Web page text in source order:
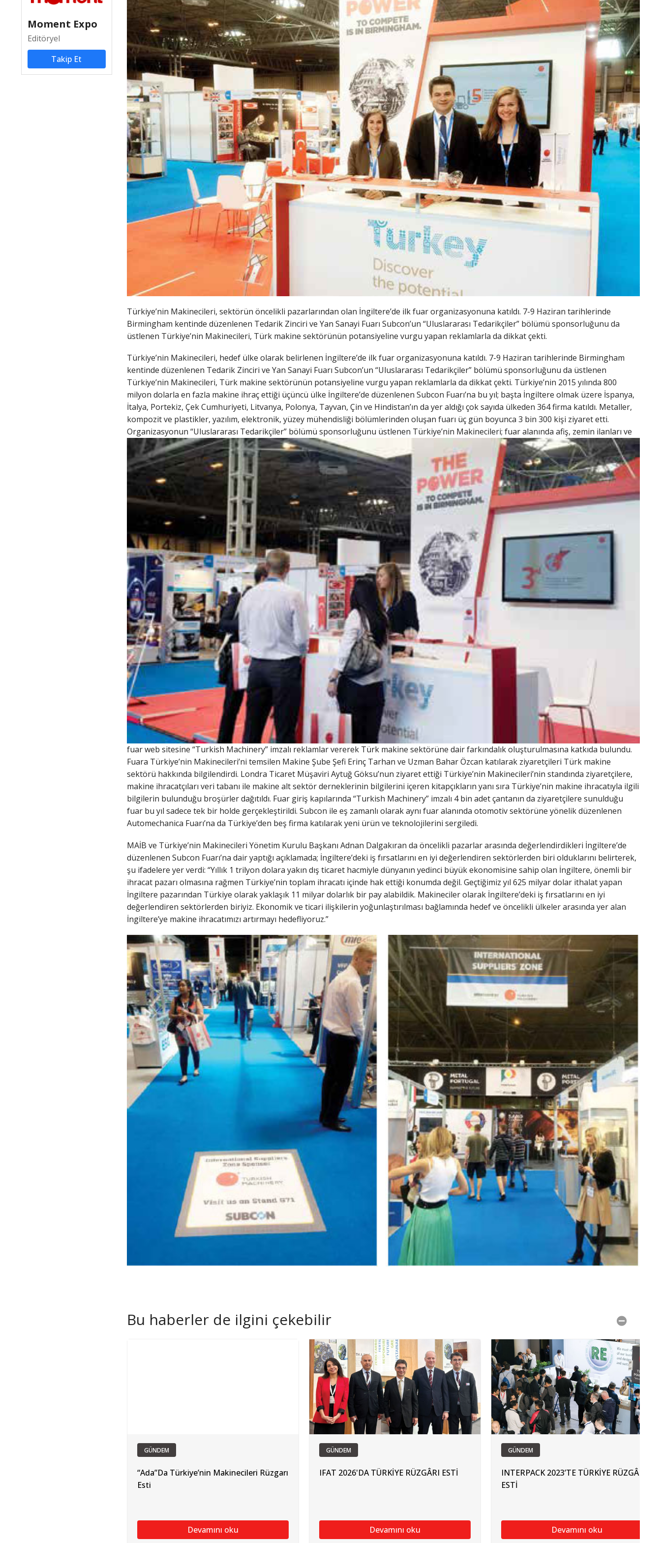
Moment Expo
Editöryel
Takip Et
Türkiye’nin Makinecileri, sektörün öncelikli pazarlarından olan İngiltere’de ilk fuar organizasyonuna katıldı. 7-9 Haziran tarihlerinde
Birmingham kentinde düzenlenen Tedarik Zinciri ve Yan Sanayi Fuarı Subcon’un “Uluslararası Tedarikçiler” bölümü sponsorluğunu da
üstlenen Türkiye’nin Makinecileri, Türk makine sektörünün potansiyeline vurgu yapan reklamlarla da dikkat çekti.
Türkiye’nin Makinecileri, hedef ülke olarak belirlenen İngiltere’de ilk fuar organizasyonuna katıldı. 7-9 Haziran tarihlerinde Birmingham
kentinde düzenlenen Tedarik Zinciri ve Yan Sanayi Fuarı Subcon’un “Uluslararası Tedarikçiler” bölümü sponsorluğunu da üstlenen
Türkiye’nin Makinecileri, Türk makine sektörünün potansiyeline vurgu yapan reklamlarla da dikkat çekti. Türkiye’nin 2015 yılında 800
milyon dolarla en fazla makine ihraç ettiği üçüncü ülke İngiltere’de düzenlenen Subcon Fuarı’na bu yıl; başta İngiltere olmak üzere İspanya,
İtalya, Portekiz, Çek Cumhuriyeti, Litvanya, Polonya, Tayvan, Çin ve Hindistan’ın da yer aldığı çok sayıda ülkeden 364 firma katıldı. Metaller,
kompozit ve plastikler, yazılım, elektronik, yüzey mühendisliği bölümlerinden oluşan fuarı üç gün boyunca 3 bin 300 kişi ziyaret etti.
Organizasyonun “Uluslararası Tedarikçiler” bölümü sponsorluğunu üstlenen Türkiye’nin Makinecileri; fuar alanında afiş, zemin ilanları ve
fuar web sitesine “Turkish Machinery” imzalı reklamlar vererek Türk makine sektörüne dair farkındalık oluşturulmasına katkıda bulundu.
Fuara Türkiye’nin Makinecileri’ni temsilen Makine Şube Şefi Erinç Tarhan ve Uzman Bahar Özcan katılarak ziyaretçileri Türk makine
sektörü hakkında bilgilendirdi. Londra Ticaret Müşaviri Aytuğ Göksu’nun ziyaret ettiği Türkiye’nin Makinecileri’nin standında ziyaretçilere,
makine ihracatçıları veri tabanı ile makine alt sektör derneklerinin bilgilerini içeren kitapçıkların yanı sıra Türkiye’nin makine ihracatıyla ilgili
bilgilerin bulunduğu broşürler dağıtıldı. Fuar giriş kapılarında “Turkish Machinery” imzalı 4 bin adet çantanın da ziyaretçilere sunulduğu
fuar bu yıl sadece tek bir holde gerçekleştirildi. Subcon ile eş zamanlı olarak aynı fuar alanında otomotiv sektörüne yönelik düzenlenen
Automechanica Fuarı’na da Türkiye’den beş firma katılarak yeni ürün ve teknolojilerini sergiledi.
MAİB ve Türkiye’nin Makinecileri Yönetim Kurulu Başkanı Adnan Dalgakıran da öncelikli pazarlar arasında değerlendirdikleri İngiltere’de
düzenlenen Subcon Fuarı’na dair yaptığı açıklamada; İngiltere’deki iş fırsatlarını en iyi değerlendiren sektörlerden biri olduklarını belirterek,
şu ifadelere yer verdi: “Yıllık 1 trilyon dolara yakın dış ticaret hacmiyle dünyanın yedinci büyük ekonomisine sahip olan İngiltere, önemli bir
ihracat pazarı olmasına rağmen Türkiye’nin toplam ihracatı içinde hak ettiği konumda değil. Geçtiğimiz yıl 625 milyar dolar ithalat yapan
İngiltere pazarından Türkiye olarak yaklaşık 11 milyar dolarlık bir pay alabildik. Makineciler olarak İngiltere’deki iş fırsatlarını en iyi
değerlendiren sektörlerden biriyiz. Ekonomik ve ticari ilişkilerin yoğunlaştırılması bağlamında hedef ve öncelikli ülkeler arasında yer alan
İngiltere’ye makine ihracatımızı artırmayı hedefliyoruz.”
Bu haberler de ilgini çekebilir
GÜNDEM
“Ada”Da Türkiye’nin Makinecileri Rüzgarı
Esti
Devamını oku
GÜNDEM
IFAT 2026'DA TÜRKİYE RÜZGÂRI ESTİ
Devamını oku
GÜNDEM
INTERPACK 2023’TE TÜRKİYE RÜZGÂRI
ESTİ
Devamını oku